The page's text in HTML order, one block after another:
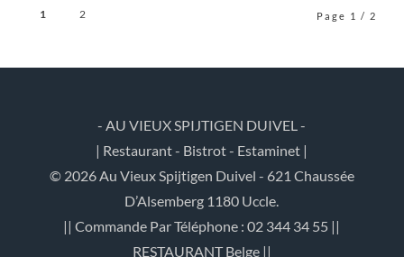
1 2 Page 1 / 2
- AU VIEUX SPIJTIGEN DUIVEL -
| Restaurant - Bistrot - Estaminet |
© 2026 Au Vieux Spijtigen Duivel - 621 Chaussée
D’Alsemberg 1180 Uccle.
|| Commande Par Téléphone : 02 344 34 55 ||
RESTAURANT Belge ||